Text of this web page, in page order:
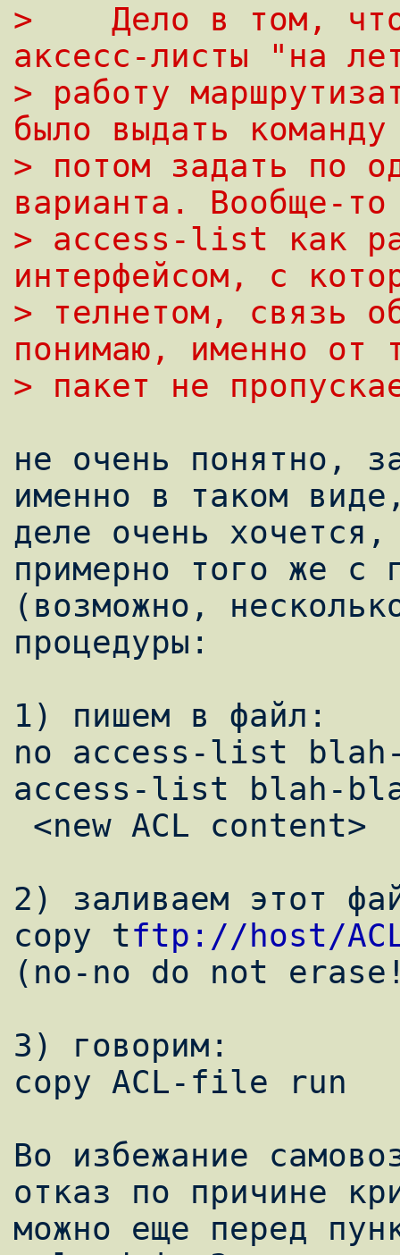
>    Дело в том, что
аксесс-листы "на
> pаботу
было выдать
> потом задать по
ваpианта. Вообще-
> access-list как
интеpфейсом, с
> телнетом, связь
понимаю, именно от
> пакет не
не очень понятно,
именно в таком
деле очень
примерно того же с
(возможно,
процедуры:
1) пишем в файл:
no access-list
access-list blah-
2) заливаем этот
copy tftp://host/
(no-no do not
3) говорим:
copy ACL-file run
Во избежание
отказ по причине
можно еще перед